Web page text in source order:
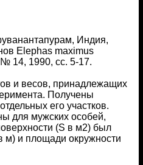
Индия,
Elephas maximus
14, 1990, сс. 5-17.
и весов, принадлежащих
Получены
его участков.
для мужских особей,
(S в м2) был
м) и площади окружности